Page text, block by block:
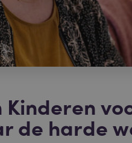
Kinderen
de harde